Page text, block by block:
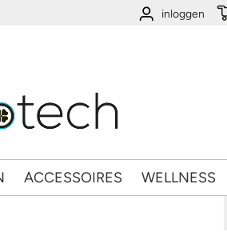
inloggen
ACCESSOIRES WELLNESS